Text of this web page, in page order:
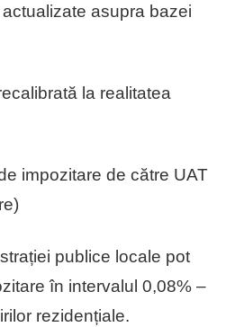
asupra bazei
la realitatea
impozitare de către UAT
publice locale pot
în intervalul 0,08% –
rezidențiale.